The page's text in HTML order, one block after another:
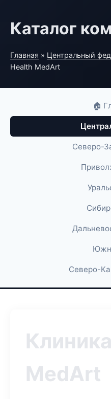
Каталог
Главная » Центральный
Health MedArt
🏠
Северо-
Северо-
MedArt